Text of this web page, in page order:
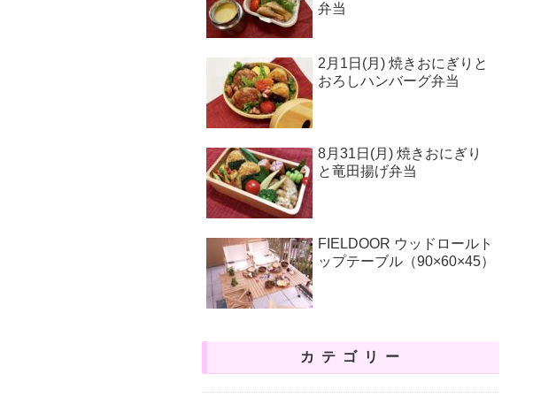
弁当
2月1日(月) 焼きおにぎりと
おろしハンバーグ弁当
8月31日(月) 焼きおにぎり
と竜田揚げ弁当
FIELDOOR ウッドロールト
ップテーブル（90×60×45）
カテゴリー